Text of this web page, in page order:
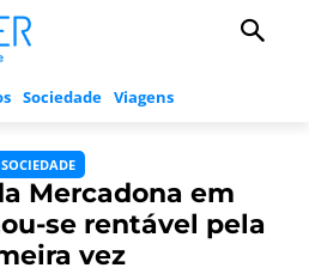
Sociedade Viagens
SOCIEDADE
Mercadona em
se rentável pela
vez